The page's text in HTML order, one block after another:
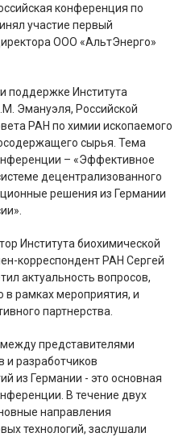
конференция по
участие первый
ООО «АльтЭнерго»
поддержке Института
Эмануэля, Российской
РАН по химии ископаемого
сырья. Тема
– «Эффективное
децентрализованного
решения из Германии
Института биохимической
корреспондент РАН Сергей
актуальность вопросов,
рамках мероприятия, и
партнерства.
представителями
и разработчиков
из Германии - это основная
В течение двух
направления
технологий, заслушали